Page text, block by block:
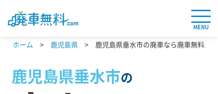
MENU
ホーム 鹿児島県 鹿児島県垂水市の廃車なら廃車無料
鹿児島県垂水市の